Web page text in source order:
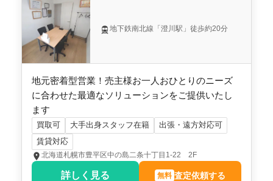
地下鉄南北線「澄川駅」徒歩約20分
地元密着型営業！売主様お一人おひとりのニーズ
に合わせた最適なソリューションをご提供いたし
ます
買取可 大手出身スタッフ在籍
出張・遠方対応可
賃貸対応
北海道札幌市豊平区中の島二条十丁目1-22 2F
詳しく見る 無料 査定依頼する